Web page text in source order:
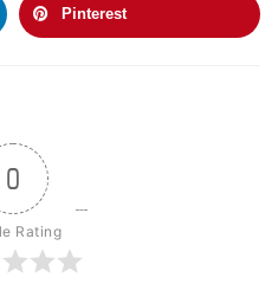
Pinterest
0
Rating